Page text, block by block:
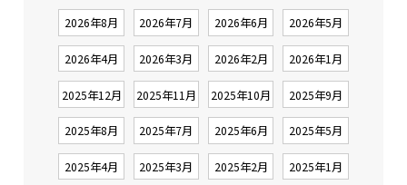
2026年8月 2026年7月 2026年6月 2026年5月
2026年4月 2026年3月 2026年2月 2026年1月
2025年12月 2025年11月 2025年10月 2025年9月
2025年8月 2025年7月 2025年6月 2025年5月
2025年4月 2025年3月 2025年2月 2025年1月